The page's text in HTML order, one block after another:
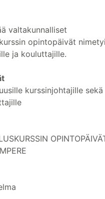
valtakunnalliset
opintopäivät
ja kouluttajille.
kurssinjohtajille sekä